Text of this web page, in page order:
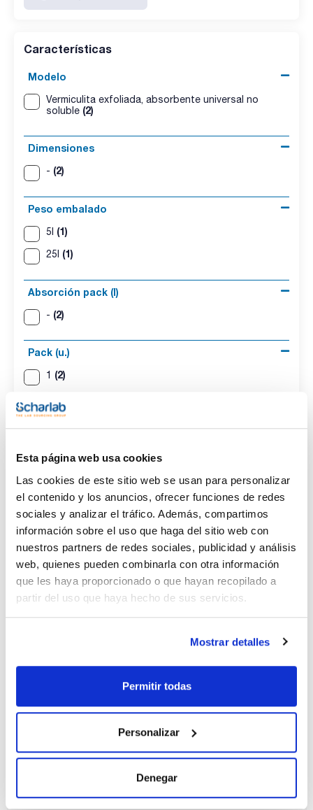
Esta página web usa cookies
Las cookies de este sitio web se usan para personalizar
el contenido y los anuncios, ofrecer funciones de redes
sociales y analizar el tráfico. Además, compartimos
información sobre el uso que haga del sitio web con
nuestros partners de redes sociales, publicidad y análisis
web, quienes pueden combinarla con otra información
que les haya proporcionado o que hayan recopilado a
partir del uso que haya hecho de sus servicios.
Mostrar detalles
Permitir todas
Personalizar
Denegar
Características
Modelo
Vermiculita exfoliada, absorbente universal no
soluble (2)
Dimensiones
- (2)
Peso embalado
5l (1)
25l (1)
Absorción pack (l)
- (2)
Pack (u.)
1 (2)
Modelo
Vermiculita
exfoliada,
absorbente
universal no
soluble
Dimensiones Peso embalado
Absorción pack
(l)
-
Pack (u.)
1
Contenedor de
Precio
Ver stock